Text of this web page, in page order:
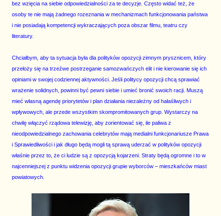
bez wzięcia na siebie odpowiedzialności za te decyzje. Często widać też, że
osoby te nie mają żadnego rozeznania w mechanizmach funkcjonowania państwa
i nie posiadają kompetencji wykraczających poza obszar filmu, teatru czy
literatury.
Chciałbym, aby ta sytuacja była dla polityków opozycji zimnym prysznicem, który
przełoży się na trzeźwe postrzeganie samozwańczych elit i nie kierowanie się ich
opiniami w swojej codziennej aktywności. Jeśli politycy opozycji chcą sprawiać
wrażenie solidnych, powinni być pewni siebie i umieć bronić swoich racji. Muszą
mieć własną agendę priorytetów i plan działania niezależny od hałaśliwych i
wpływowych, ale przede wszystkim skompromitowanych grup. Wystarczy na
chwilę włączyć rządowa telewizję, aby zorientować się, ile paliwa z
nieodpowiedzialnego zachowania celebrytów mają medialni funkcjonariusze Prawa
i Sprawiedliwości i jak długo będą mogli tą sprawą uderzać w polityków opozycji
właśnie przez to, że ci ludzie są z opozycją kojarzeni. Straty będą ogromne i to w
najcenniejszej z punktu widzenia opozycji grupie wyborców – mieszkańców miast
powiatowych.